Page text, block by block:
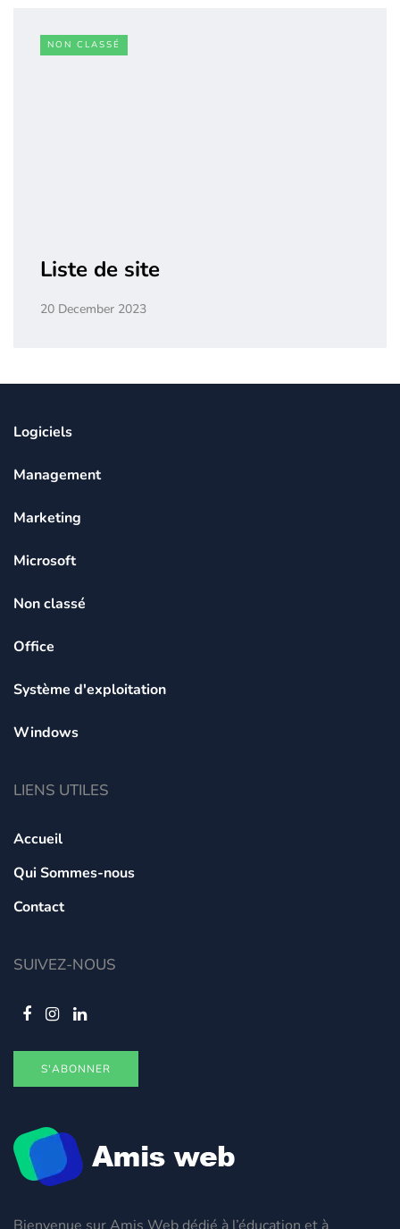
NON CLASSÉ
Liste de site
20 December 2023
Bienvenue sur Amis Web dédié à l’éducation et à
Logiciels
Management
Marketing
Microsoft
Non classé
Office
Système d'exploitation
Windows
LIENS UTILES
Accueil
Qui Sommes-nous
Contact
SUIVEZ-NOUS
S'ABONNER